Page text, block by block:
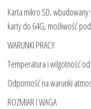
Karta mikro SD,
karty do 64G, możliwość
WARUNKI PRACY
Temperatura i wilgotność od
Odporność na warunki
ROZMIAR I WAGA